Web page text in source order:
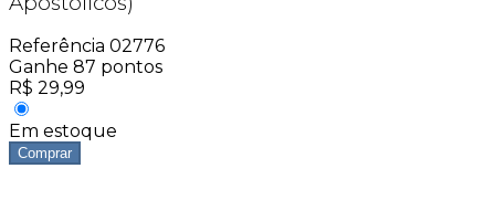
Referência 02776
Ganhe 87 pontos
R$ 29,99
Em estoque
Comprar